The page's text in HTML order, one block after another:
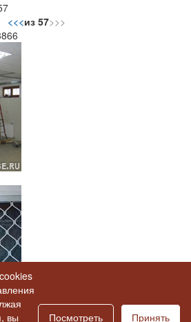
<<<из 57>>>
Новогорск"| Посмотреть
вы
Посмотреть Принять